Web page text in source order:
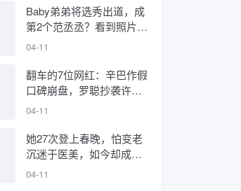
Baby弟弟将选秀出道，成
第2个范丞丞？看到照片：
先学姐姐整容吧
04-11
翻车的7位网红：辛巴作假
口碑崩盘，罗聪抄袭许嵩
还反咬一口
04-11
她27次登上春晚，怕变老
沉迷于医美，如今却成为
明星整容失败模板
04-11